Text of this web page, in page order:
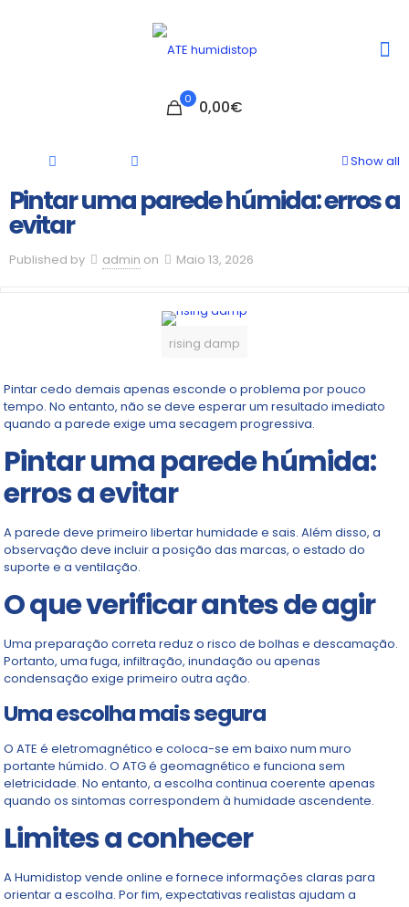
0 0,00€
Show all
Pintar uma parede húmida: erros a
evitar
Published by admin on Maio 13, 2026
rising damp
Pintar cedo demais apenas esconde o problema por pouco
tempo. No entanto, não se deve esperar um resultado imediato
quando a parede exige uma secagem progressiva.
Pintar uma parede húmida:
erros a evitar
A parede deve primeiro libertar humidade e sais. Além disso, a
observação deve incluir a posição das marcas, o estado do
suporte e a ventilação.
O que verificar antes de agir
Uma preparação correta reduz o risco de bolhas e descamação.
Portanto, uma fuga, infiltração, inundação ou apenas
condensação exige primeiro outra ação.
Uma escolha mais segura
O ATE é eletromagnético e coloca-se em baixo num muro
portante húmido. O ATG é geomagnético e funciona sem
eletricidade. No entanto, a escolha continua coerente apenas
quando os sintomas correspondem à humidade ascendente.
Limites a conhecer
A Humidistop vende online e fornece informações claras para
orientar a escolha. Por fim, expectativas realistas ajudam a